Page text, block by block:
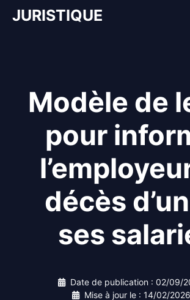
AllerJURISTIQUE
Modèle de
pour
décès
ses
Date de publication : 02/09/
Mise à jour le : 14/02/2026